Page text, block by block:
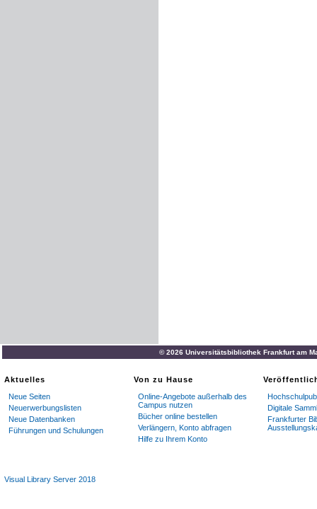
© 2026 Universitätsbibliothek Frankfurt am
Aktuelles
Neue Seiten
Neuerwerbungslisten
Neue Datenbanken
Führungen und Schulungen
Von zu Hause
Online-Angebote außerhalb des
Campus nutzen
Bücher online bestellen
Verlängern, Konto abfragen
Hilfe zu Ihrem Konto
Digitale
Frankfurter
Visual Library Server 2018